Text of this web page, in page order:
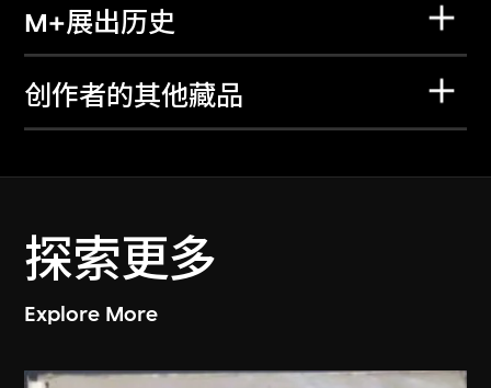
M+展出历史
创作者的其他藏品
探索更多
Explore More